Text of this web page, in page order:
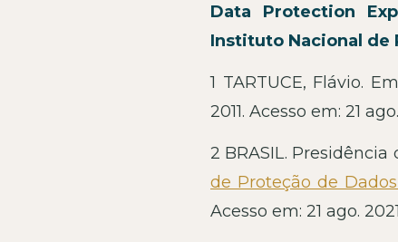
Data Protection
Instituto Nacional de
1 TARTUCE, Flávio.
2011. Acesso em: 21
2 BRASIL. Presidência
de Proteção de Dados
Acesso em: 21 ago.